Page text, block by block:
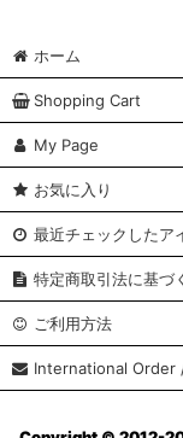
ホーム
Shopping Cart
My Page
お気に入り
最近チェックしたア
特定商取引法に基づ
ご利用方法
International Order